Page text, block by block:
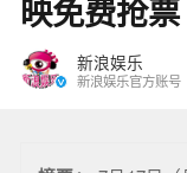
映免费抢票
新浪娱乐
新浪娱乐官方账号